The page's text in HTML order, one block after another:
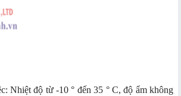
Nhiệt độ từ -10 ° đến 35 ° C, độ ẩm không